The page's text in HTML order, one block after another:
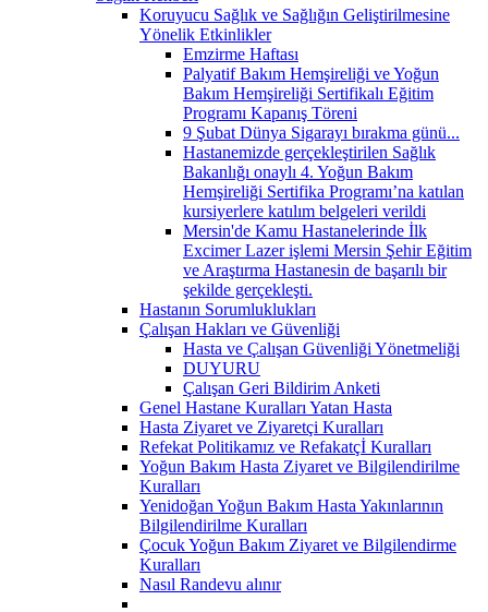
Koruyucu Sağlık ve Sağlığın Geliştirilmesine
Yönelik Etkinlikler
Emzirme Haftası
Palyatif Bakım Hemşireliği ve Yoğun
Bakım Hemşireliği Sertifikalı Eğitim
Programı Kapanış Töreni
9 Şubat Dünya Sigarayı bırakma günü...
Hastanemizde gerçekleştirilen Sağlık
Bakanlığı onaylı 4. Yoğun Bakım
Hemşireliği Sertifika Programı’na katılan
kursiyerlere katılım belgeleri verildi
Mersin'de Kamu Hastanelerinde İlk
Excimer Lazer işlemi Mersin Şehir Eğitim
ve Araştırma Hastanesin de başarılı bir
şekilde gerçekleşti.
Hastanın Sorumluklukları
Çalışan Hakları ve Güvenliği
Hasta ve Çalışan Güvenliği Yönetmeliği
DUYURU
Çalışan Geri Bildirim Anketi
Genel Hastane Kuralları Yatan Hasta
Hasta Ziyaret ve Ziyaretçi Kuralları
Refekat Politikamız ve Refakatçİ Kuralları
Yoğun Bakım Hasta Ziyaret ve Bilgilendirilme
Kuralları
Yenidoğan Yoğun Bakım Hasta Yakınlarının
Bilgilendirilme Kuralları
Çocuk Yoğun Bakım Ziyaret ve Bilgilendirme
Kuralları
Nasıl Randevu alınır